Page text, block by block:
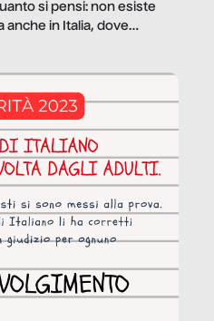
si pensi: non esiste
anche in Italia, dove